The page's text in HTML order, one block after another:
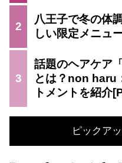
2
八王子で冬の体
しい限定メニュ
3
話題のヘアケア
とは？non haru
トメントを紹介
ピックア